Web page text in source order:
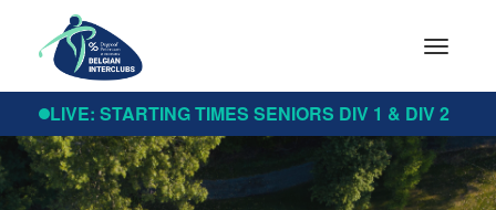
Toggle
LIVE: STARTING TIMES SENIORS DIV 1 & DIV 2